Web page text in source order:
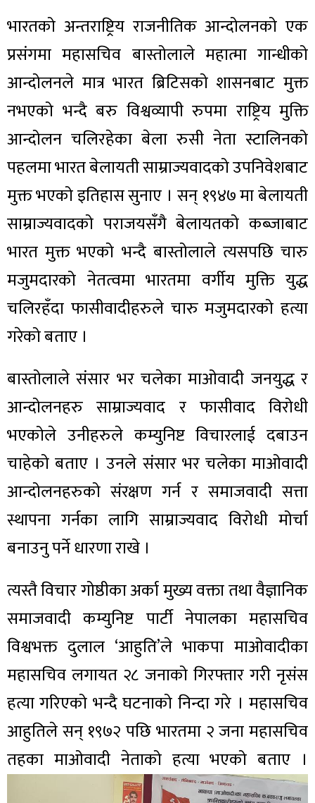
भारतको अन्तराष्ट्रिय राजनीतिक आन्दोलनको एक
प्रसंगमा महासचिव बास्तोलाले महात्मा गान्धीको
आन्दोलनले मात्र भारत ब्रिटिसको शासनबाट मुक्त
नभएको भन्दै बरु विश्वव्यापी रुपमा राष्ट्रिय मुक्ति
आन्दोलन चलिरहेका बेला रुसी नेता स्टालिनको
पहलमा भारत बेलायती साम्राज्यवादको उपनिवेशबाट
मुक्त भएको इतिहास सुनाए । सन् १९४७ मा बेलायती
साम्राज्यवादको पराजयसँगै बेलायतको कब्जाबाट
भारत मुक्त भएको भन्दै बास्तोलाले त्यसपछि चारु
मजुमदारको नेतत्वमा भारतमा वर्गीय मुक्ति युद्ध
चलिरहँदा फासीवादीहरुले चारु मजुमदारको हत्या
गरेको बताए ।
बास्तोलाले संसार भर चलेका माओवादी जनयुद्ध र
आन्दोलनहरु साम्राज्यवाद र फासीवाद विरोधी
भएकोले उनीहरुले कम्युनिष्ट विचारलाई दबाउन
चाहेको बताए । उनले संसार भर चलेका माओवादी
आन्दोलनहरुको संरक्षण गर्न र समाजवादी सत्ता
स्थापना गर्नका लागि साम्राज्यवाद विरोधी मोर्चा
बनाउनु पर्ने धारणा राखे ।
त्यस्तै विचार गोष्ठीका अर्का मुख्य वक्ता तथा वैज्ञानिक
समाजवादी कम्युनिष्ट पार्टी नेपालका महासचिव
विश्वभक्त दुलाल ‘आहुति’ले भाकपा माओवादीका
महासचिव लगायत २८ जनाको गिरफ्तार गरी नृसंस
हत्या गरिएको भन्दै घटनाको निन्दा गरे । महासचिव
आहुतिले सन् १९७२ पछि भारतमा २ जना महासचिव
तहका माओवादी नेताको हत्या भएको बताए ।